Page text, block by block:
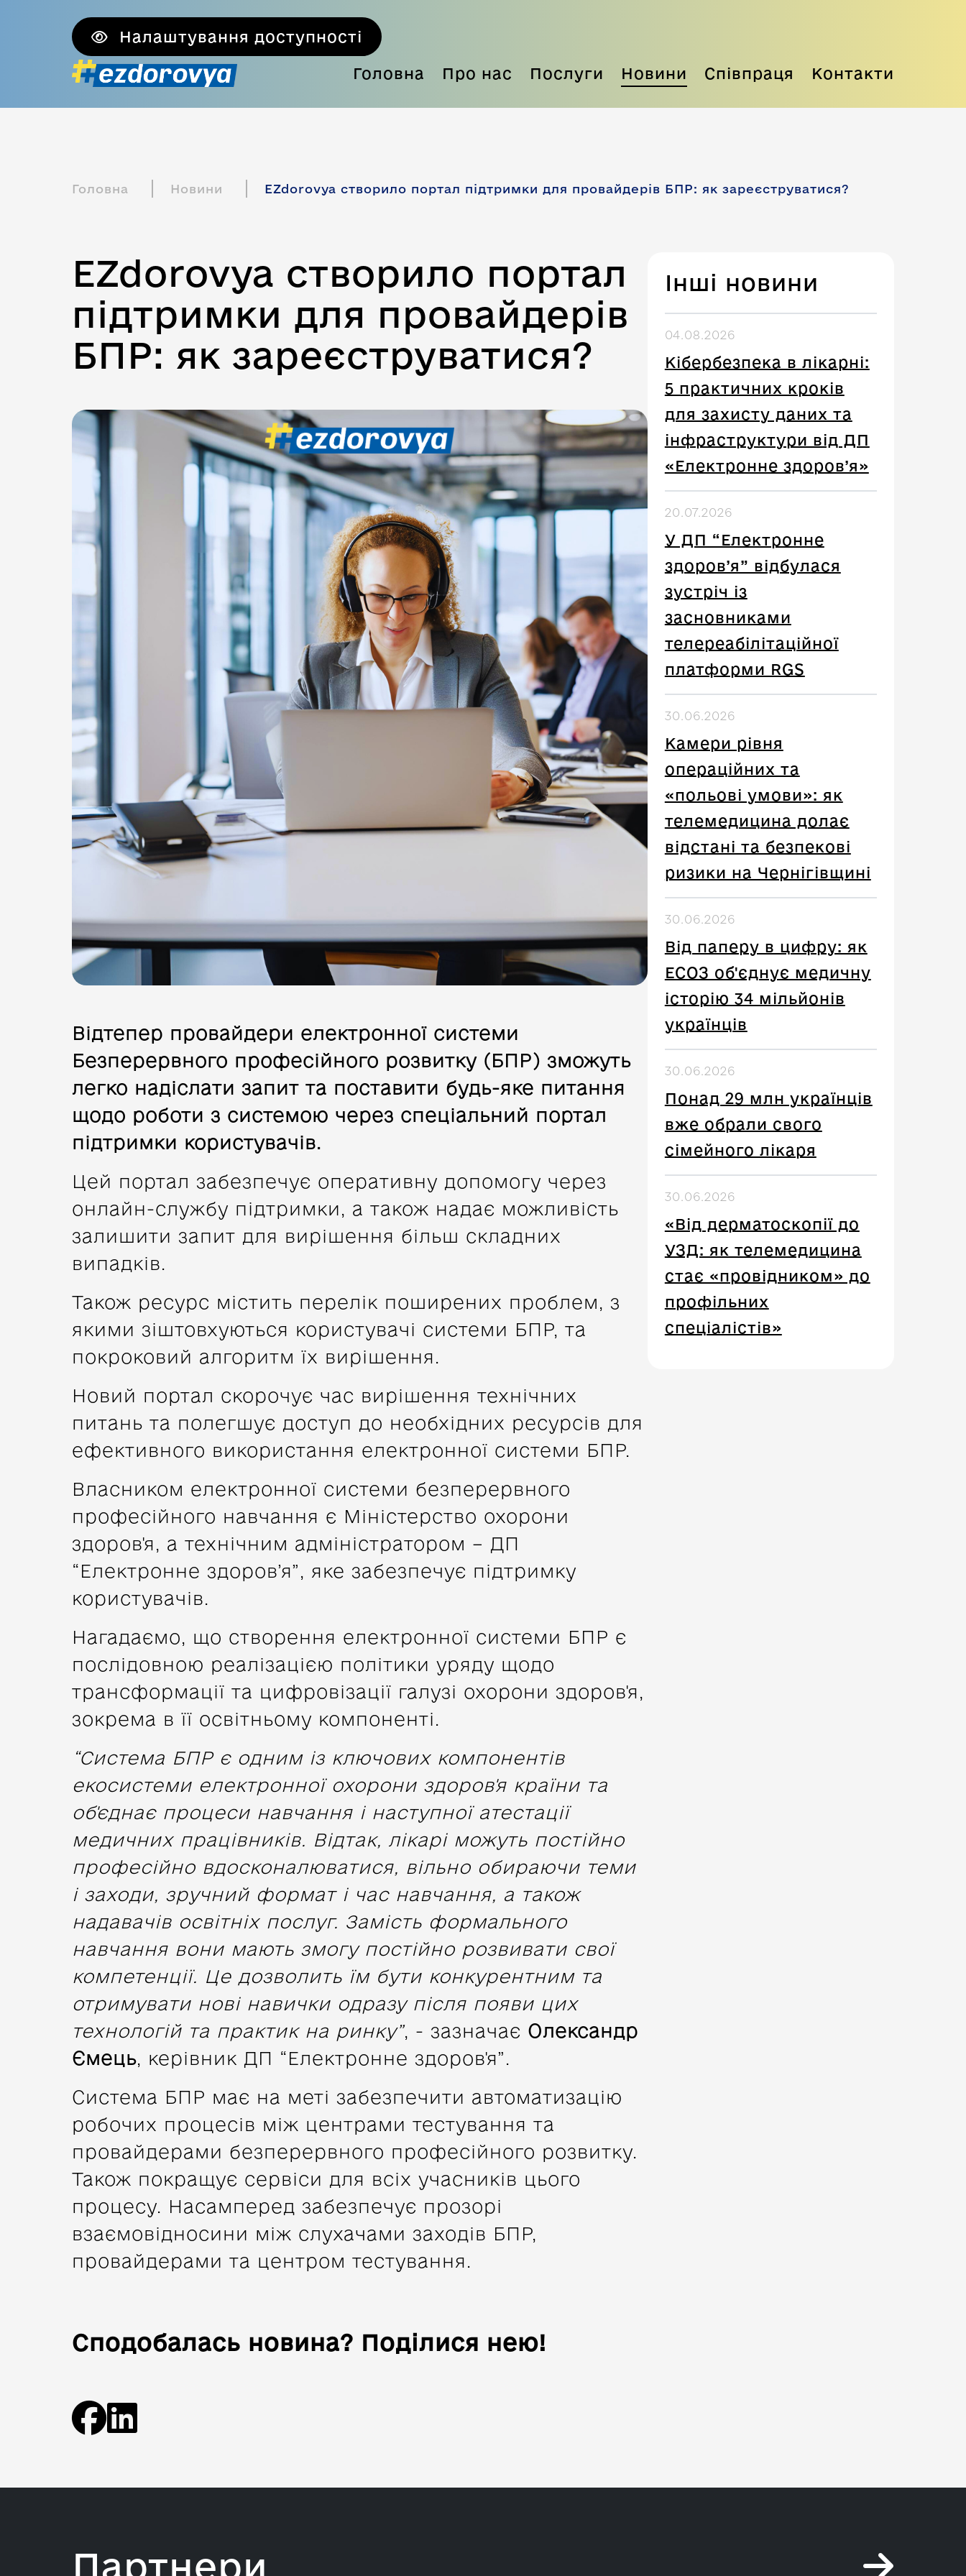
Головна Про нас Послуги Новини Співпраця Контакти
Налаштування доступності
Головна Новини EZdorovya створило портал підтримки для провайдерів БПР: як зареєструватися?
EZdorovya створило портал
підтримки для провайдерів
БПР: як зареєструватися?
Відтепер провайдери електронної системи
Безперервного професійного розвитку (БПР) зможуть
легко надіслати запит та поставити будь-яке питання
щодо роботи з системою через спеціальний портал
підтримки користувачів.
Цей портал забезпечує оперативну допомогу через
онлайн-службу підтримки, а також надає можливість
залишити запит для вирішення більш складних
випадків.
Також ресурс містить перелік поширених проблем, з
якими зіштовхуються користувачі системи БПР, та
покроковий алгоритм їх вирішення.
Новий портал скорочує час вирішення технічних
питань та полегшує доступ до необхідних ресурсів для
ефективного використання електронної системи БПР.
Власником електронної системи безперервного
професійного навчання є Міністерство охорони
здоров'я, а технічним адміністратором – ДП
“Електронне здоров’я”, яке забезпечує підтримку
користувачів.
Нагадаємо, що створення електронної системи БПР є
послідовною реалізацією політики уряду щодо
трансформації та цифровізації галузі охорони здоров'я,
зокрема в її освітньому компоненті.
“Система БПР є одним із ключових компонентів
екосистеми електронної охорони здоров'я країни та
об'єднає процеси навчання і наступної атестації
медичних працівників. Відтак, лікарі можуть постійно
професійно вдосконалюватися, вільно обираючи теми
і заходи, зручний формат і час навчання, а також
надавачів освітніх послуг. Замість формального
навчання вони мають змогу постійно розвивати свої
компетенції. Це дозволить їм бути конкурентним та
отримувати нові навички одразу після появи цих
технологій та практик на ринку”, - зазначає Олександр
Ємець, керівник ДП “Електронне здоров'я”.
Система БПР має на меті забезпечити автоматизацію
робочих процесів між центрами тестування та
провайдерами безперервного професійного розвитку.
Також покращує сервіси для всіх учасників цього
процесу. Насамперед забезпечує прозорі
взаємовідносини між слухачами заходів БПР,
провайдерами та центром тестування.
Інші новини
04.08.2026
Кібербезпека в лікарні:
5 практичних кроків
для захисту даних та
інфраструктури від ДП
«Електронне здоров’я»
20.07.2026
У ДП “Електронне
здоров’я” відбулася
зустріч із
засновниками
телереабілітаційної
платформи RGS
30.06.2026
Камери рівня
операційних та
«польові умови»: як
телемедицина долає
відстані та безпекові
ризики на Чернігівщині
30.06.2026
Від паперу в цифру: як
ЕСОЗ об'єднує медичну
історію 34 мільйонів
українців
30.06.2026
Понад 29 млн українців
вже обрали свого
сімейного лікаря
30.06.2026
«Від дерматоскопії до
УЗД: як телемедицина
стає «провідником» до
профільних
спеціалістів»
Сподобалась новина? Поділися нею!
Партнери